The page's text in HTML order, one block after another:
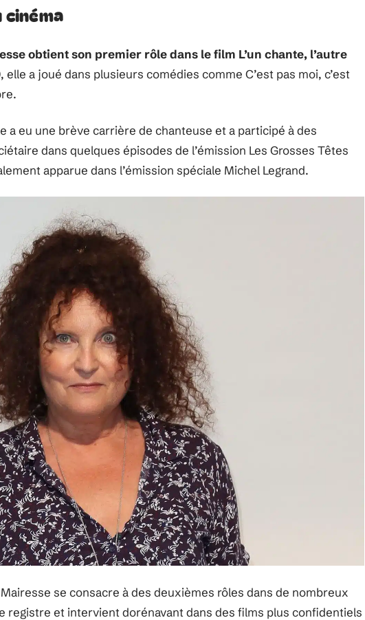
obtient son premier rôle dans le film L’un chante, l’autre
elle a joué dans plusieurs comédies comme C’est pas moi, c’est
a eu une brève carrière de chanteuse et a participé à des
dans quelques épisodes de l’émission Les Grosses Têtes
apparue dans l’émission spéciale Michel Legrand.
se consacre à des deuxièmes rôles dans de nombreux
registre et intervient dorénavant dans des films plus confidentiels